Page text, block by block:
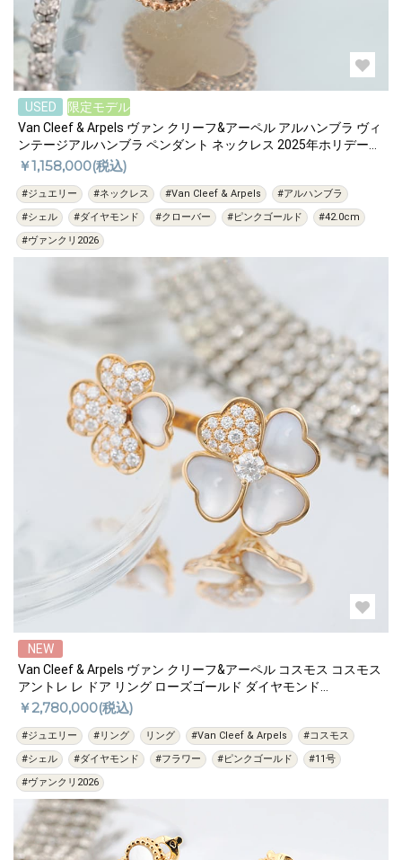
過去の特集をすべて見る>>
USED
限定モデル
Van Cleef & Arpels ヴァン クリーフ&アーペル アルハンブラ ヴィ
ンテージアルハンブラ ペンダント ネックレス 2025年ホリデー限
定 コレクション ピンクゴールド ピンクシェル ダイヤモンド
￥1,158,000(税込)
#ジュエリー #ネックレス #Van Cleef & Arpels
#アルハンブラ
#シェル
#ダイヤモンド #クローバー #ピンクゴールド
#42.0cm
#ヴァンクリ2026
NEW
Van Cleef & Arpels ヴァン クリーフ&アーペル コスモス コスモス
アントレ レ ドア リング ローズゴールド ダイヤモンド
VCARO55151 11号
￥2,780,000(税込)
#ジュエリー #リング リング #Van Cleef & Arpels
#コスモス
#シェル
#ダイヤモンド #フラワー #ピンクゴールド
#11号
#ヴァンクリ2026